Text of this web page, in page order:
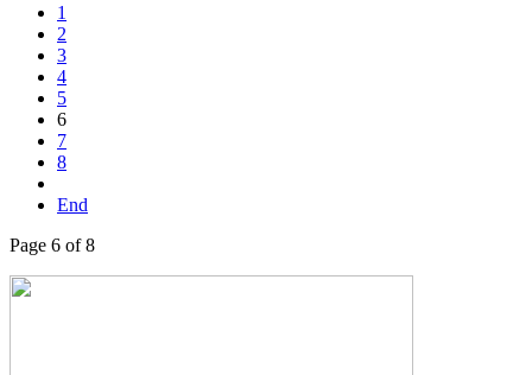
1
2
3
4
5
6
7
8
End
Page 6 of 8